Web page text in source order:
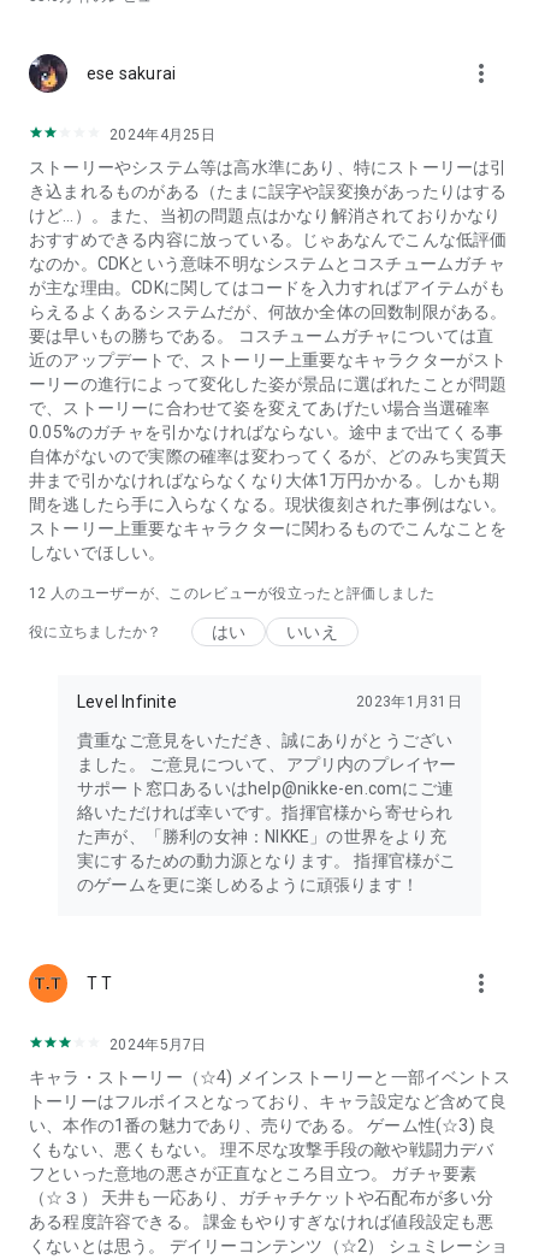
ese sakurai more_vert
2024年4月25日
ストーリーやシステム等は高水準にあり、特にストーリーは引
き込まれるものがある（たまに誤字や誤変換があったりはする
けど…）。また、当初の問題点はかなり解消されておりかなり
おすすめできる内容に放っている。じゃあなんでこんな低評価
なのか。CDKという意味不明なシステムとコスチュームガチャ
が主な理由。CDKに関してはコードを入力すればアイテムがも
らえるよくあるシステムだが、何故か全体の回数制限がある。
要は早いもの勝ちである。 コスチュームガチャについては直
近のアップデートで、ストーリー上重要なキャラクターがスト
ーリーの進行によって変化した姿が景品に選ばれたことが問題
で、ストーリーに合わせて姿を変えてあげたい場合当選確率
0.05%のガチャを引かなければならない。途中まで出てくる事
自体がないので実際の確率は変わってくるが、どのみち実質天
井まで引かなければならなくなり大体1万円かかる。しかも期
間を逃したら手に入らなくなる。現状復刻された事例はない。
ストーリー上重要なキャラクターに関わるものでこんなことを
しないでほしい。
12 人のユーザーが、このレビューが役立ったと評価しました
役に立ちましたか？ はい いいえ
Level Infinite 2023年1月31日
貴重なご意見をいただき、誠にありがとうござい
ました。 ご意見について、アプリ内のプレイヤー
サポート窓口あるいはhelp@nikke-en.comにご連
絡いただければ幸いです。指揮官様から寄せられ
た声が、「勝利の女神：NIKKE」の世界をより充
実にするための動力源となります。 指揮官様がこ
のゲームを更に楽しめるように頑張ります！
T T more_vert
2024年5月7日
キャラ・ストーリー（☆4) メインストーリーと一部イベントス
トーリーはフルボイスとなっており、キャラ設定など含めて良
い、本作の1番の魅力であり、売りである。 ゲーム性(☆3) 良
くもない、悪くもない。 理不尽な攻撃手段の敵や戦闘力デバ
フといった意地の悪さが正直なところ目立つ。 ガチャ要素
（☆３） 天井も一応あり、ガチャチケットや石配布が多い分
ある程度許容できる。 課金もやりすぎなければ値段設定も悪
くないとは思う。 デイリーコンテンツ（☆2） シュミレーショ